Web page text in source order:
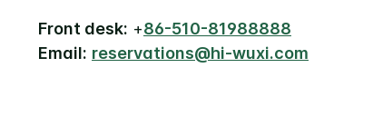
Front desk: +86-510-81988888
Email: reservations@hi-wuxi.com